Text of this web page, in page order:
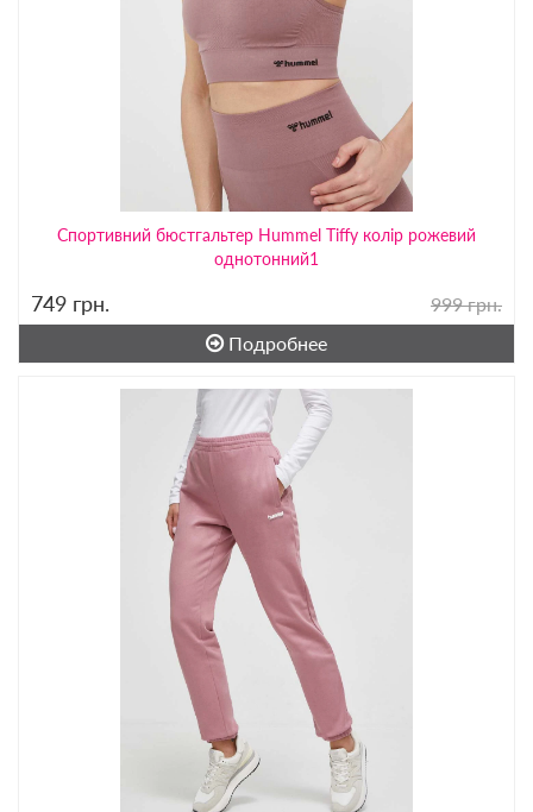
Спортивний бюстгальтер Hummel Tiffy колір рожевий
однотонний1
749 грн.
999 грн.
Подробнее